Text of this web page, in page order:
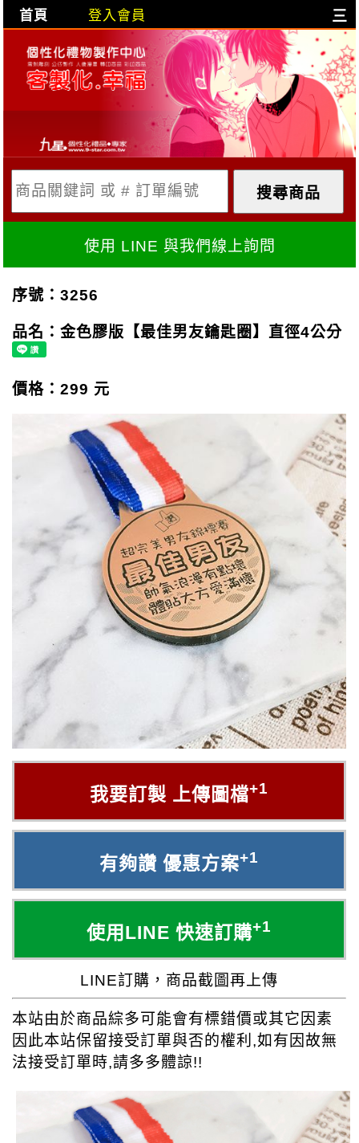
首頁 登入會員 三
購物車內容:
目前購物車是空的!
X
使用 LINE 與我們線上詢問